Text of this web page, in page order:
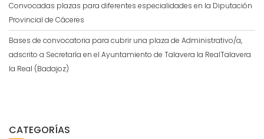
Convocadas plazas para diferentes especialidades en la Diputación
Provincial de Cáceres
Bases de convocatoria para cubrir una plaza de Administrativo/a,
adscrito a Secretaría en el Ayuntamiento de Talavera la RealTalavera
la Real (Badajoz)
CATEGORÍAS